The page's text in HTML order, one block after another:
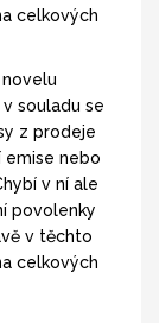
celkových
souladu se
z prodeje
emise nebo
v ní ale
povolenky
v těchto
celkových